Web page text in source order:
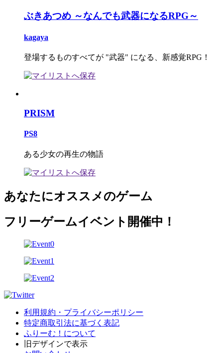
ぶきあつめ ～なんでも武器になるRPG～
kagaya
登場するものすべてが "武器" になる、新感覚RPG！
PRISM
PS8
ある少女の再生の物語
あなたにオススメのゲーム
フリーゲームイベント開催中！
利用規約・プライバシーポリシー
特定商取引法に基づく表記
ふりーむ！について
旧デザインで表示